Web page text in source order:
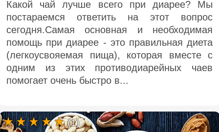
Какой чай лучше всего при диарее? Мы
постараемся ответить на этот вопрос
сегодня.Самая основная и необходимая
помощь при диарее - это правильная диета
(легкоусвояемая пища), которая вместе с
одним из этих противодиарейных чаев
помогает очень быстро в...
(1)